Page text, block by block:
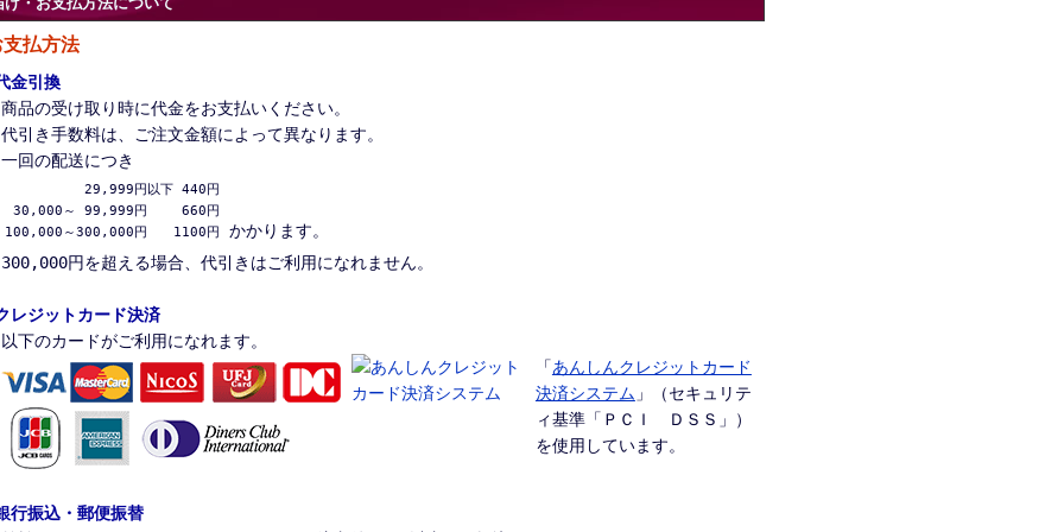
支払方法
金引換
商品の受け取り時に代金をお支払いください。
代引き手数料は、ご注文金額によって異なります。
一回の配送につき
          29,999円以下 440円
30,000～ 99,999円　　 660円
100,000～300,000円　　1100円
かかります。
300,000円を超える場合、代引きはご利用になれません。
レジットカード決済
以下のカードがご利用になれます。
「あんしんクレジットカード
決済システム 」（セキュリテ
ィ基準「ＰＣＩ ＤＳＳ」）
を使用しています。
行振込・郵便振替